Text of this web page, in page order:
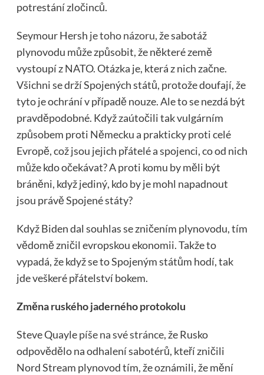
potrestání zločinců.
Seymour Hersh je toho názoru, že sabotáž
plynovodu může způsobit, že některé země
vystoupí z NATO. Otázka je, která z nich začne.
Všichni se drží Spojených států, protože doufají, že
tyto je ochrání v případě nouze. Ale to se nezdá být
pravděpodobné. Když zaútočili tak vulgárním
způsobem proti Německu a prakticky proti celé
Evropě, což jsou jejich přátelé a spojenci, co od nich
může kdo očekávat? A proti komu by měli být
bráněni, když jediný, kdo by je mohl napadnout
jsou právě Spojené státy?
Když Biden dal souhlas se zničením plynovodu, tím
vědomě zničil evropskou ekonomii. Takže to
vypadá, že když se to Spojeným státům hodí, tak
jde veškeré přátelství bokem.
Změna ruského jaderného protokolu
Steve Quaylepíše na své stránce, že Rusko
odpovědělo na odhalení sabotérů, kteří zničili
Nord Stream plynovod tím, že oznámili, že mění